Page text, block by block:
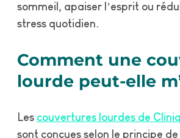
sommeil, apaiser l’esprit ou
stress quotidien.
Comment une
lourde peut-elle
Les couvertures lourdes de
sont conçues selon le principe